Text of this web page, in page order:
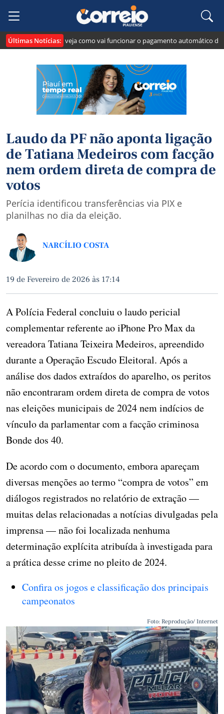
Últimas Notícias:
o "Pix Pensão": veja como vai funcionar o pagamento automático da
Laudo da PF não aponta ligação
de Tatiana Medeiros com facção
nem ordem direta de compra de
votos
Perícia identificou transferências via PIX e
planilhas no dia da eleição.
NARCÍLIO COSTA
19 de Fevereiro de 2026 às 17:14
A Polícia Federal concluiu o laudo pericial
complementar referente ao iPhone Pro Max da
vereadora Tatiana Teixeira Medeiros, apreendido
durante a Operação Escudo Eleitoral. Após a
análise dos dados extraídos do aparelho, os peritos
não encontraram ordem direta de compra de votos
nas eleições municipais de 2024 nem indícios de
vínculo da parlamentar com a facção criminosa
Bonde dos 40.
De acordo com o documento, embora apareçam
diversas menções ao termo “compra de votos” em
diálogos registrados no relatório de extração —
muitas delas relacionadas a notícias divulgadas pela
imprensa — não foi localizada nenhuma
determinação explícita atribuída à investigada para
a prática desse crime no pleito de 2024.
Confira os jogos e classificação dos principais
campeonatos
Foto: Reprodução/ Internet